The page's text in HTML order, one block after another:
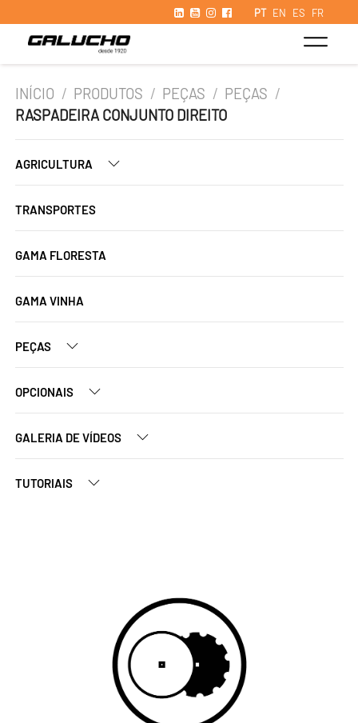
PT EN ES FR
INÍCIO / PRODUTOS / PEÇAS / PEÇAS /
RASPADEIRA CONJUNTO DIREITO
AGRICULTURA
TRANSPORTES
GAMA FLORESTA
GAMA VINHA
PEÇAS
OPCIONAIS
GALERIA DE VÍDEOS
TUTORIAIS